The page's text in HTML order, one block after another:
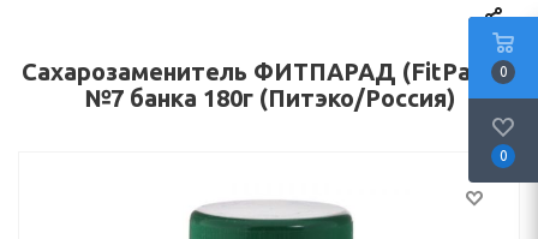
Сахарозаменитель ФИТПАРАД (FitParad)
№7 банка 180г (Питэко/Россия)
0
0